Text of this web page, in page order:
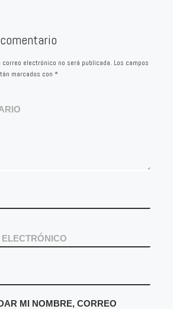
correo electrónico no será publicada. Los campos
marcados con *
MI NOMBRE, CORREO